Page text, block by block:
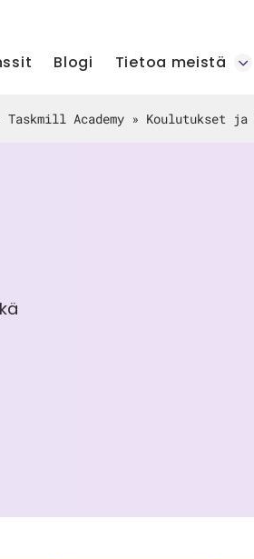
Blogi Tietoa meistä
Taskmill Academy» Koulutukset